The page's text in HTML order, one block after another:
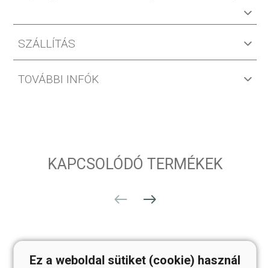
SZÁLLÍTÁS
TOVÁBBI INFÓK
KAPCSOLÓDÓ TERMÉKEK
Ez a weboldal sütiket (cookie) használ